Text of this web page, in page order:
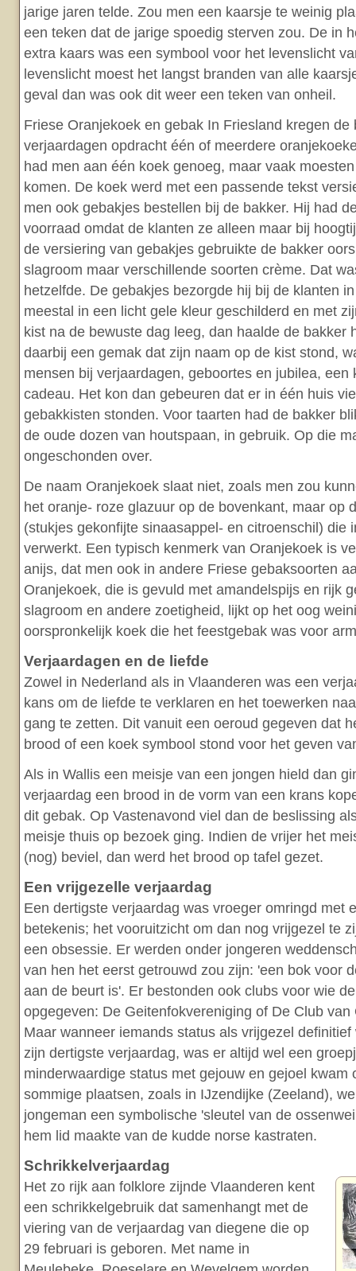
jarige jaren telde. Zou men een kaarsje te weinig
een teken dat de jarige spoedig sterven zou. De in
extra kaars was een symbool voor het levenslicht
levenslicht moest het langst branden van alle
geval dan was ook dit weer een teken van onheil.
Friese Oranjekoek en gebak In Friesland kregen de
verjaardagen opdracht één of meerdere
had men aan één koek genoeg, maar vaak
komen. De koek werd met een passende tekst
men ook gebakjes bestellen bij de bakker. Hij had
voorraad omdat de klanten ze alleen maar bij
de versiering van gebakjes gebruikte de bakker
slagroom maar verschillende soorten crème. Dat
hetzelfde. De gebakjes bezorgde hij bij de klanten
meestal in een licht gele kleur geschilderd en met
kist na de bewuste dag leeg, dan haalde de bakker
daarbij een gemak dat zijn naam op de kist stond,
mensen bij verjaardagen, geboortes en jubilea, een
cadeau. Het kon dan gebeuren dat er in één huis
gebakkisten stonden. Voor taarten had de bakker
de oude dozen van houtspaan, in gebruik. Op die
ongeschonden over.
De naam Oranjekoek slaat niet, zoals men zou
het oranje- roze glazuur op de bovenkant, maar op
(stukjes gekonfijte sinaasappel- en citroenschil) die
verwerkt. Een typisch kenmerk van Oranjekoek is
anijs, dat men ook in andere Friese gebaksoorten
Oranjekoek, die is gevuld met amandelspijs en rijk
slagroom en andere zoetigheid, lijkt op het oog
oorspronkelijk koek die het feestgebak was voor
Verjaardagen en de liefde
Zowel in Nederland als in Vlaanderen was een
kans om de liefde te verklaren en het toewerken
gang te zetten. Dit vanuit een oeroud gegeven dat
brood of een koek symbool stond voor het geven
Als in Wallis een meisje van een jongen hield dan
verjaardag een brood in de vorm van een krans
dit gebak. Op Vastenavond viel dan de beslissing
meisje thuis op bezoek ging. Indien de vrijer het
(nog) beviel, dan werd het brood op tafel gezet.
Een vrijgezelle verjaardag
Een dertigste verjaardag was vroeger omringd met
betekenis; het vooruitzicht om dan nog vrijgezel te
een obsessie. Er werden onder jongeren
van hen het eerst getrouwd zou zijn: 'een bok voor
aan de beurt is'. Er bestonden ook clubs voor wie
opgegeven: De Geitenfokvereniging of De Club
Maar wanneer iemands status als vrijgezel
zijn dertigste verjaardag, was er altijd wel een
minderwaardige status met gejouw en gejoel kwam
sommige plaatsen, zoals in IJzendijke (Zeeland),
jongeman een symbolische 'sleutel van de
hem lid maakte van de kudde norse kastraten.
Schrikkelverjaardag
Het zo rijk aan folklore zijnde Vlaanderen kent
een schrikkelgebruik dat samenhangt met de
viering van de verjaardag van diegene die op
29 februari is geboren. Met name in